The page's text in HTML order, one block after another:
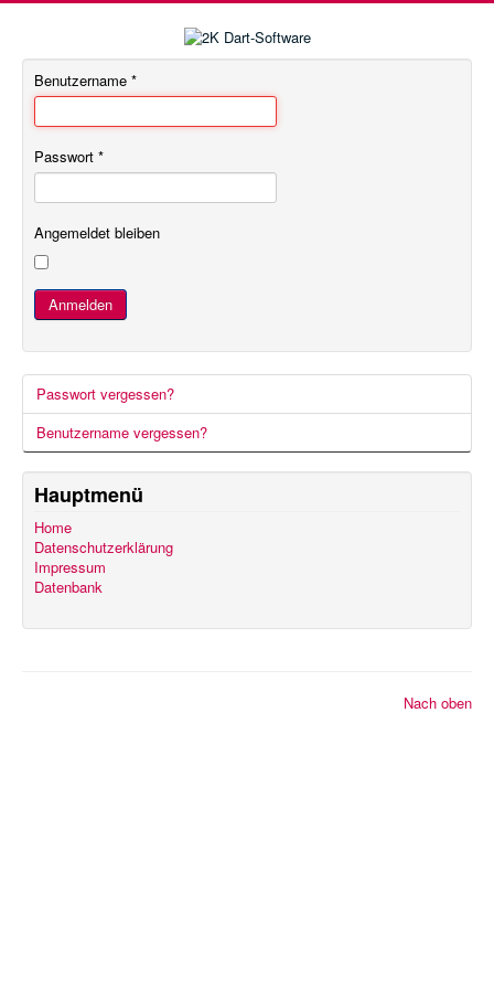
Benutzername *
Passwort *
Angemeldet bleiben
Anmelden
Passwort vergessen?
Benutzername vergessen?
Hauptmenü
Home
Datenschutzerklärung
Impressum
Datenbank
Nach oben